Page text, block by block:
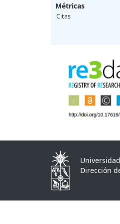
Métricas
Citas
Dirección